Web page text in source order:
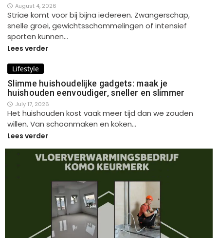
August 4, 2026
Striae komt voor bij bijna iedereen. Zwangerschap,
snelle groei, gewichtsschommelingen of intensief
sporten kunnen…
Lees verder
Lifestyle
Slimme huishoudelijke gadgets: maak je
huishouden eenvoudiger, sneller en slimmer
July 17, 2026
Het huishouden kost vaak meer tijd dan we zouden
willen. Van schoonmaken en koken…
Lees verder